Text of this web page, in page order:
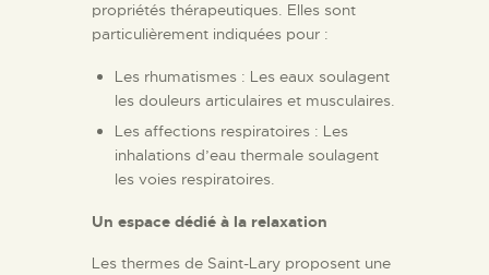
propriétés thérapeutiques. Elles sont
particulièrement indiquées pour :
Les rhumatismes : Les eaux soulagent
les douleurs articulaires et musculaires.
Les affections respiratoires : Les
inhalations d’eau thermale soulagent
les voies respiratoires.
Un espace dédié à la relaxation
Les thermes de Saint-Lary proposent une